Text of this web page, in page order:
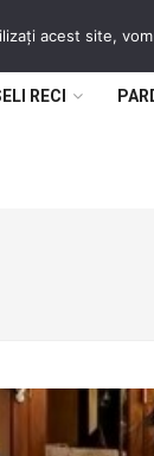
RECI
acest site,